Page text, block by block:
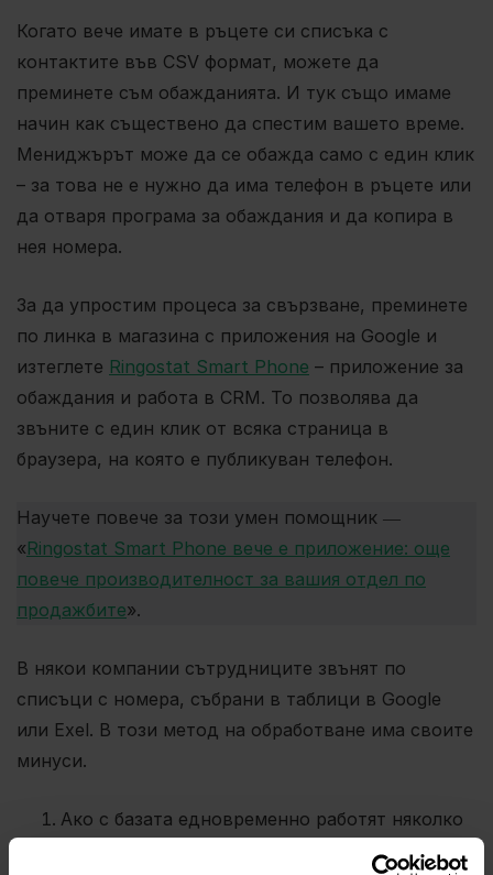
Когато вече имате в ръцете си списъка с
контактите във CSV формат, можете да
преминете съм обажданията. И тук също имаме
начин как съществено да спестим вашето време.
Мениджърът може да се обажда само с един клик
– за това не е нужно да има телефон в ръцете или
да отваря програма за обаждания и да копира в
нея номера.
За да упростим процеса за свързване, преминете
по линка в магазина с приложения на Google и
изтеглете Ringostat Smart Phone – приложение за
обаждания и работа в CRM. То позволява да
звъните с един клик от всяка страница в
браузера, на която е публикуван телефон.
Научете повече за този умен помощник ―
«Ringostat Smart Phone вече е приложение: още
повече производителност за вашия отдел по
продажбите».
В някои компании сътрудниците звънят по
списъци с номера, събрани в таблици в Google
или Exel. В този метод на обработване има своите
минуси.
Ако с базата едновременно работят няколко
мениджъра, то лесно може да се объркат,